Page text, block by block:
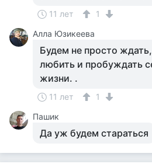
11 лет
1
Алла Юзикеева
Будем не просто
любить и пробуждать
жизни. .
11 лет
1
Пашик
Да уж будем стараться